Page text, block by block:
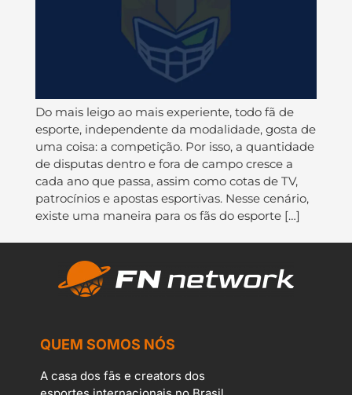
Do mais leigo ao mais experiente, todo fã de
esporte, independente da modalidade, gosta de
uma coisa: a competição. Por isso, a quantidade
de disputas dentro e fora de campo cresce a
cada ano que passa, assim como cotas de TV,
patrocínios e apostas esportivas. Nesse cenário,
existe uma maneira para os fãs do esporte […]
QUEM SOMOS NÓS
A casa dos fãs e creators dos